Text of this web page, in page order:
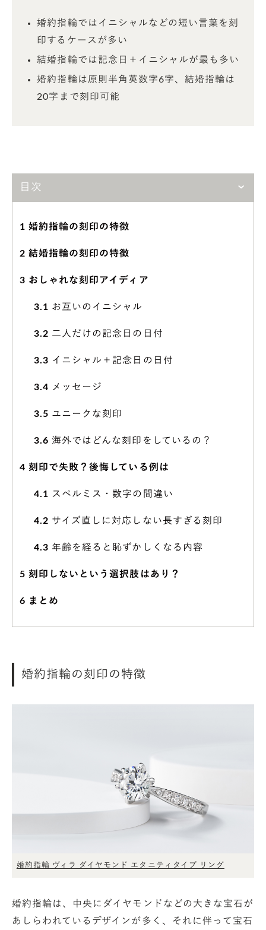
婚約指輪ではイニシャルなどの短い言葉を刻
印するケースが多い
結婚指輪では記念日＋イニシャルが最も多い
婚約指輪は原則半角英数字6字、結婚指輪は
20字まで刻印可能
目次
1 婚約指輪の刻印の特徴
2 結婚指輪の刻印の特徴
3 おしゃれな刻印アイディア
3.1 お互いのイニシャル
3.2 二人だけの記念日の日付
3.3 イニシャル＋記念日の日付
3.4 メッセージ
3.5 ユニークな刻印
3.6 海外ではどんな刻印をしているの？
4 刻印で失敗？後悔している例は
4.1 スペルミス・数字の間違い
4.2 サイズ直しに対応しない長すぎる刻印
4.3 年齢を経ると恥ずかしくなる内容
5 刻印しないという選択肢はあり？
6 まとめ
婚約指輪の刻印の特徴
婚約指輪 ヴィラ ダイヤモンド エタニティタイプ リング
婚約指輪は、中央にダイヤモンドなどの大きな宝石が
あしらわれているデザインが多く、それに伴って宝石